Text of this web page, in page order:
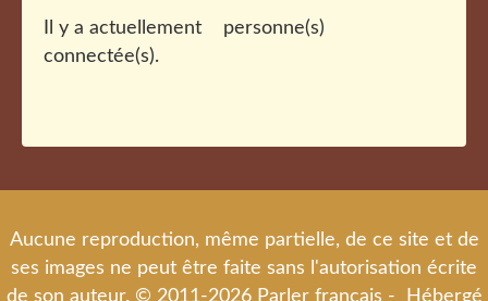
Il y a actuellement
personne(s)
connectée(s).
Aucune reproduction, même partielle, de ce site et de
ses images ne peut être faite sans l'autorisation écrite
de son auteur. © 2011-2026 Parler français - Hébergé